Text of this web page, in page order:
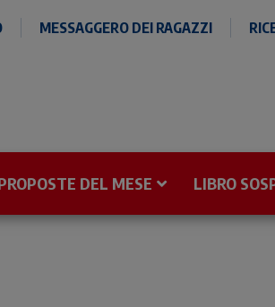
MESSAGGERO DEI RAGAZZI
DEL MESE LIBRO